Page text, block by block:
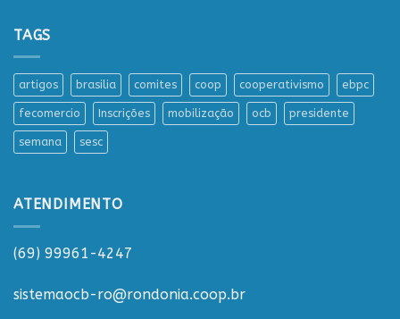
TAGS
artigos brasilia comites coop cooperativismo ebpc
fecomercio Inscrições mobilização ocb presidente
semana sesc
ATENDIMENTO
(69) 99961-4247
sistemaocb-ro@rondonia.coop.br